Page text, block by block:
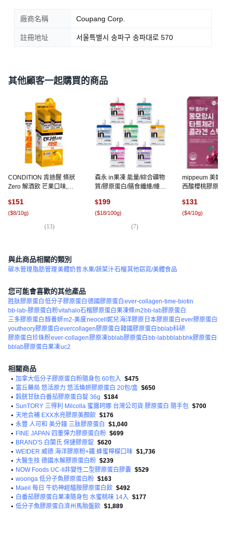
廠商名稱 Coupang Corp.
註冊地址 서울특별시 송파구 송파대로 570
其他顧客一起購買的商品
CONDITION 肯迪醒 條狀
Zero 解酒飲 芒果口味,
$151
($8/10g)
(13)
森永 in果凍 能量/綜合礦物
質/膠原蛋白/膳食纖維/維他
180g, 6個裝, 綜合礦物質
(紅葡萄口味)
$199
($18/100g)
(7)
mippeum 美好
西酸櫻桃膠原蛋
$131
($4/10g)
與此商品相關的類別
碳水管理脂肪管理美體奶昔水果/蔬菜汁石榴其他窈窕/美體食品
您可能會喜歡的其他產品
胜肽膠原蛋白 低分子膠原蛋白 德國膠原蛋白 ever-collagen-time-biotin
bb-lab-膠原蛋白粉vitahalo石榴膠原蛋白果凍條m2 bb-lab膠原蛋白
三多膠原蛋白 醇養妍m2-美度neocell妮兒海洋膠原 日本膠原蛋白 ever膠原蛋白
youtheory膠原蛋白 evercollagen膠原蛋白 韓國膠原蛋白 bblab科研
膠原蛋白珍珠粉ever-collagen膠原凍bblab膠原蛋白 bb-labbblabbhk膠原蛋白
bblab膠原蛋白果凍uc2
相關商品
• 加拿大低分子膠原蛋白粉隨身包 60包入 $475
• 富丘藥局 悠活原力 悠活煥妍膠原蛋白 20包/盒 $650
• 穀胱甘肽白番茄膠原蛋白錠 36g $184
• SunTORY 三得利 Milcolla 蜜露珂娜 台灣公司貨 膠原蛋白 隨手包 $700
• 天地合補 EXX水亮膠原美顏飲 $176
• 永豐 人可和 美分鐘 三肽膠原蛋白
$1,040
• FINE JAPAN 四重彈力膠原蛋白粉 $699
• BRAND'S 白蘭氏 保捷膠原錠 $620
• WEIDER 威德 海洋膠原粉+鐵 蜂蜜檸檬口味 $1,736
• 大醫生技 德國水解膠原蛋白粉 $239
• NOW Foods UC-II非變性二型膠原蛋白膠囊 $529
• wooriga 低分子魚膠原蛋白粉 $163
• Maeil 每日 牛奶神經醯胺膠原蛋白飲 $492
• 白番茄膠原蛋白果凍隨身包 水蜜桃味 14入 $177
• 低分子魚膠原蛋白濟州馬胎盤飲 $1,889